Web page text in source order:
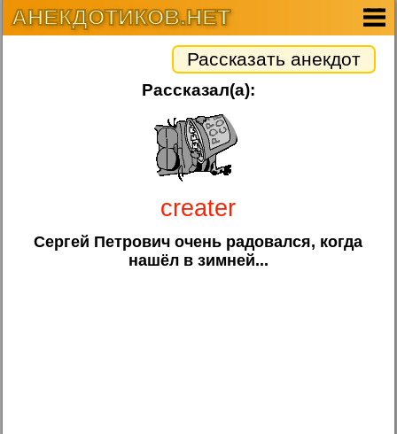
АНЕКДОТИКОВ.НЕТ
Рассказать анекдот
Рассказал(а):
creater
Сергей Петрович очень радовался, когда
нашёл в зимней...